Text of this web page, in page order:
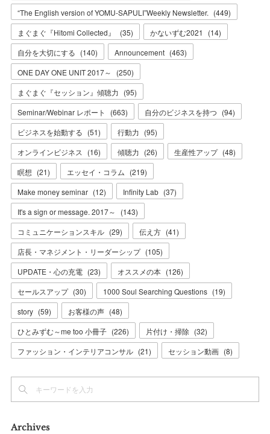
“The English version of YOMU-SAPULI”Weekly Newsletter. (449)
まぐまぐ『Hitomi Collected』
(35) かないずむ2021 (14)
自分を大切にする (140) Announcement (463)
ONE DAY ONE UNIT 2017～
(250)
まぐまぐ『セッション』傾聴力 (95)
Seminar/Webinar レポート
(663) 自分のビジネスを持つ (94)
ビジネスを始動する (51) 行動力 (95)
オンラインビジネス
(16) 傾聴力 (26) 生産性アップ (48)
瞑想 (21) エッセイ・コラム (219)
Make money seminar (12) Infinity Lab (37)
It's a sign or message. 2017～
(143)
コミュニケーションスキル (29) 伝え方 (41)
店長・マネジメント・リーダーシップ (105)
UPDATE・心の充電 (23) オススメの本 (126)
セールスアップ (30) 1000 Soul Searching Questions (19)
story (59) お客様の声 (48)
ひとみずむ～me too 小冊子 (226) 片付け・掃除 (32)
ファッション・インテリアコンサル (21) セッション動画 (8)
Archives